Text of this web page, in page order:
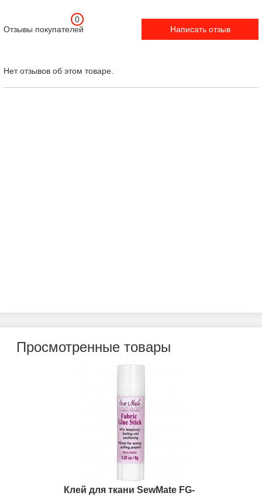
Отзывы покупателей
0
Написать отзыв
Нет отзывов об этом товаре.
Просмотренные товары
Клей для ткани SewMate FG-